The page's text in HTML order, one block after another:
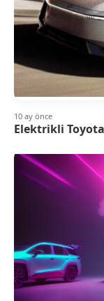
10 ay önce
Elektrikli